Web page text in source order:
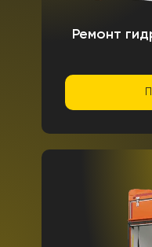
Ремонт